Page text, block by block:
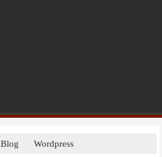
Blog Wordpress